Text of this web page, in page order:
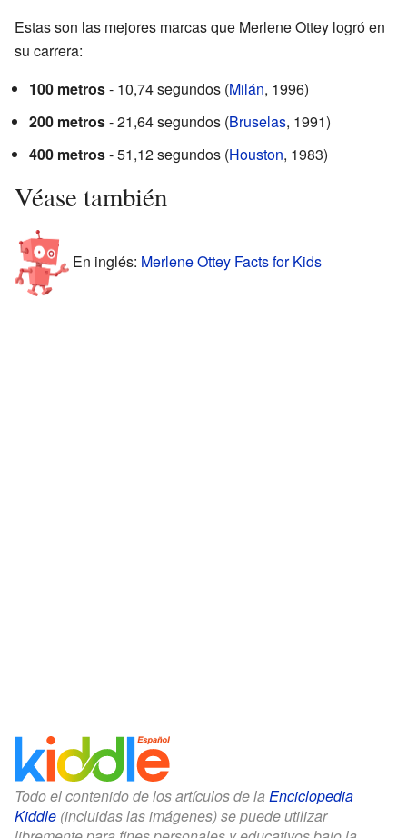
Estas son las mejores marcas que Merlene Ottey logró en
su carrera:
100 metros- 10,74 segundos (Milán, 1996)
200 metros- 21,64 segundos (Bruselas, 1991)
400 metros- 51,12 segundos (Houston, 1983)
Véase también
En inglés: Merlene Ottey Facts for Kids
Todo el contenido de los artículos de la Enciclopedia
Kiddle (incluidas las imágenes) se puede utilizar